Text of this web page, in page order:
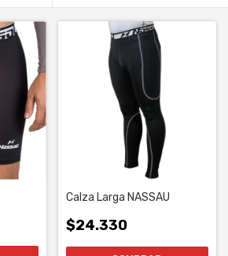
Calza Larga NASSAU
$24.330